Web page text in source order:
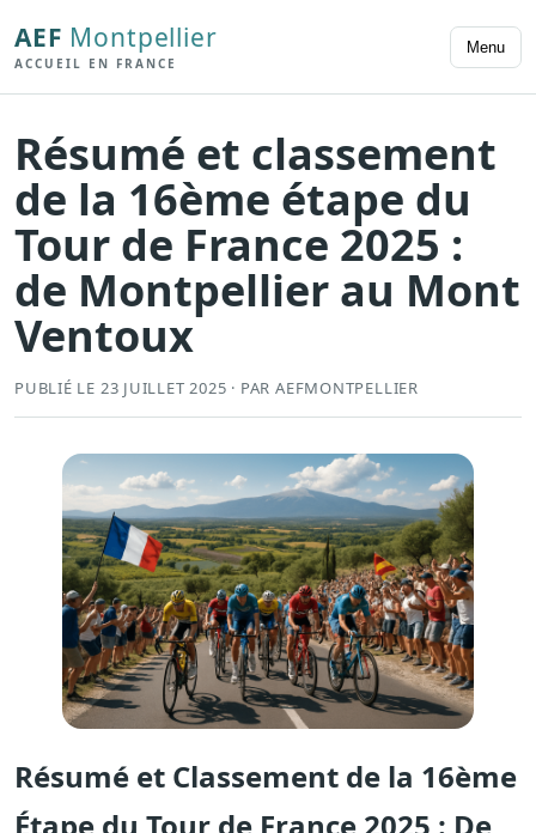
AEF Montpellier
ACCUEIL EN FRANCE
Menu
Résumé et classement
de la 16ème étape du
Tour de France 2025 :
de Montpellier au Mont
Ventoux
PUBLIÉ LE 23 JUILLET 2025 · PAR AEFMONTPELLIER
Résumé et Classement de la 16ème